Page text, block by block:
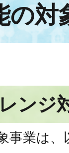
の対
ンジ
事業は